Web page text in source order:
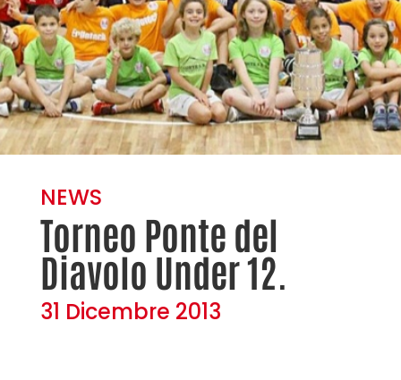
NEWS
Torneo Ponte del
Diavolo Under 12.
31 Dicembre 2013